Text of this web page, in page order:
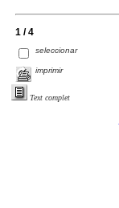
1 / 4
seleccionar
imprimir
Text complet